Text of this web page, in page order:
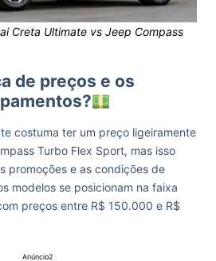
Creta Ultimate vs Jeep Compass
de preços e os
costuma ter um preço ligeiramente
Turbo Flex Sport, mas isso
promoções e as condições de
modelos se posicionam na faixa
preços entre R$ 150.000 e R$
Anúncio2